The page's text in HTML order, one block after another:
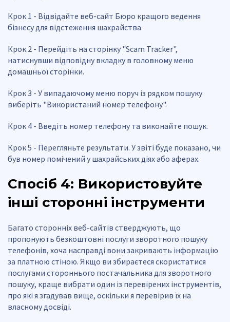
Крок 1 - Відвідайте веб-сайт Бюро кращого ведення
бізнесу для відстеження шахрайства
Крок 2 - Перейдіть на сторінку "Scam Tracker",
натиснувши відповідну вкладку в головному меню
домашньої сторінки.
Крок 3 - У випадаючому меню поруч із рядком пошуку
виберіть "Використаний номер телефону".
Крок 4 - Введіть номер телефону та виконайте пошук.
Крок 5 - Перегляньте результати. У звіті буде показано, чи
був номер помічений у шахрайських діях або аферах.
Спосіб 4: Використовуйте
інші сторонні інструменти
Багато сторонніх веб-сайтів стверджують, що
пропонують безкоштовні послуги зворотного пошуку
телефонів, хоча насправді вони закривають інформацію
за платною стіною. Якщо ви збираєтеся скористатися
послугами стороннього постачальника для зворотного
пошуку, краще вибрати один із перевірених інструментів,
про які я згадував вище, оскільки я перевірив їх на
власному досвіді.